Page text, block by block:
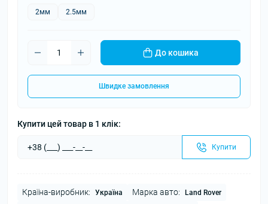
2мм 2.5мм
До кошика
Швидке замовлення
Купити цей товар в 1 клік:
Купити
Країна-виробник: Україна Марка авто: Land Rover